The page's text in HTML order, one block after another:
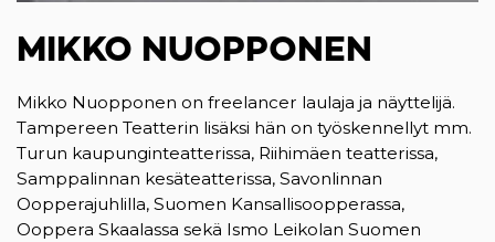
MIKKO NUOPPONEN
Mikko Nuopponen on freelancer laulaja ja näyttelijä.
Tampereen Teatterin lisäksi hän on työskennellyt mm.
Turun kaupunginteatterissa, Riihimäen teatterissa,
Samppalinnan kesäteatterissa, Savonlinnan
Oopperajuhlilla, Suomen Kansallisoopperassa,
Ooppera Skaalassa sekä Ismo Leikolan Suomen